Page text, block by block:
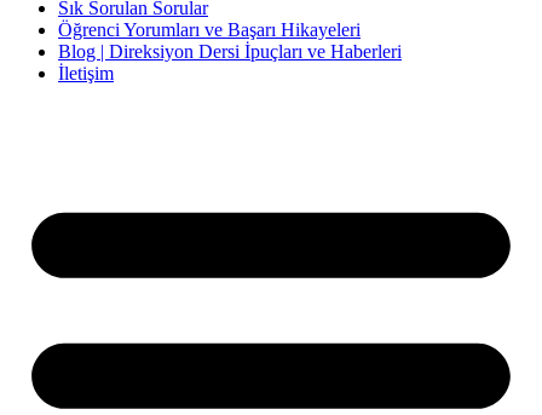
Sık Sorulan Sorular
Öğrenci Yorumları ve Başarı Hikayeleri
Blog | Direksiyon Dersi İpuçları ve Haberleri
İletişim